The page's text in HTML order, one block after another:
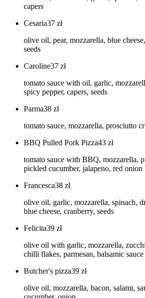
capers
Cesaria37 zł
olive oil, pear, mozzarella, blue
seeds
Caroline37 zł
tomato sauce with oil, garlic,
spicy pepper, capers, seeds
Parma38 zł
tomato sauce, mozzarella, prosciutto
BBQ Pulled Pork Pizza43 zł
tomato sauce with BBQ, mozzarella,
pickled cucumber, jalapeno, red onion
Francesca38 zł
olive oil, garlic, mozzarella, spinach,
blue cheese, cranberry, seeds
Felicita39 zł
olive oil with garlic, mozzarella,
chilli flakes, parmesan, balsamic sauce
Butcher's pizza39 zł
olive oil, mozzarella, bacon, salami,